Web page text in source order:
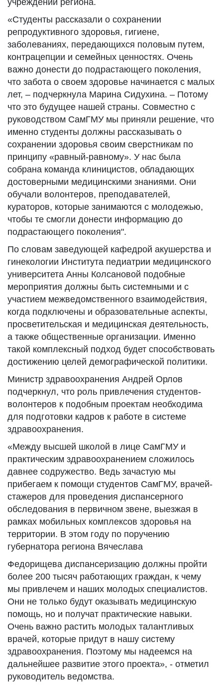
учреждений региона.
«Студенты рассказали о сохранении
репродуктивного здоровья, гигиене,
заболеваниях, передающихся половым путем,
контрацепции и семейных ценностях. Очень
важно донести до подрастающего поколения,
что забота о своем здоровье начинается с малых
лет, – подчеркнула Марина Сидухина. – Потому
что это будущее нашей страны. Совместно с
руководством СамГМУ мы приняли решение, что
именно студенты должны рассказывать о
сохранении здоровья своим сверстникам по
принципу «равный-равному». У нас была
собрана команда клиницистов, обладающих
достоверными медицинскими знаниями. Они
обучали волонтеров, преподавателей,
кураторов, которые занимаются с молодежью,
чтобы те смогли донести информацию до
подрастающего поколения".
По словам заведующей кафедрой акушерства и
гинекологии Института педиатрии медицинского
университета Анны Колсановой подобные
мероприятия должны быть системными и с
участием межведомственного взаимодействия,
когда подключены и образовательные аспекты,
просветительская и медицинская деятельность,
а также общественные организации. Именно
такой комплексный подход будет способствовать
достижению целей демографической политики.
Министр здравоохранения Андрей Орлов
подчеркнул, что роль привлечения студентов-
волонтеров к подобным проектам необходима
для подготовки кадров к работе в системе
здравоохранения.
«Между высшей школой в лице СамГМУ и
практическим здравоохранением сложилось
давнее содружество. Ведь зачастую мы
прибегаем к помощи студентов СамГМУ, врачей-
стажеров для проведения диспансерного
обследования в первичном звене, выезжая в
рамках мобильных комплексов здоровья на
территории. В этом году по поручению
губернатора региона Вячеслава
Федорищева диспансеризацию должны пройти
более 200 тысяч работающих граждан, к чему
мы привлечем и наших молодых специалистов.
Они не только будут оказывать медицинскую
помощь, но и получат практические навыки.
Очень важно растить молодых талантливых
врачей, которые придут в нашу систему
здравоохранения. Поэтому мы надеемся на
дальнейшее развитие этого проекта», - отметил
руководитель ведомства.